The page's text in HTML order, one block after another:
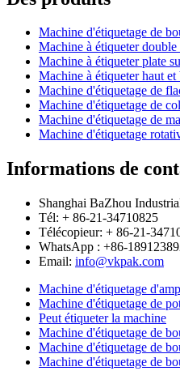
Machine d'étiquetage de
Machine à étiqueter double
Machine à étiqueter plate
Machine à étiqueter haut et
Machine d'étiquetage de
Machine d'étiquetage de
Machine d'étiquetage de
Machine d'étiquetage
Informations de
Shanghai BaZhou
Tél: + 86-21-34710825
Télécopieur: + 86-21-
WhatsApp : +86-
Email: info@vkpak.com
Machine d'étiquetage
Machine d'étiquetage de
Peut étiqueter la machine
Machine d'étiquetage de
Machine d'étiquetage de
Machine d'étiquetage de